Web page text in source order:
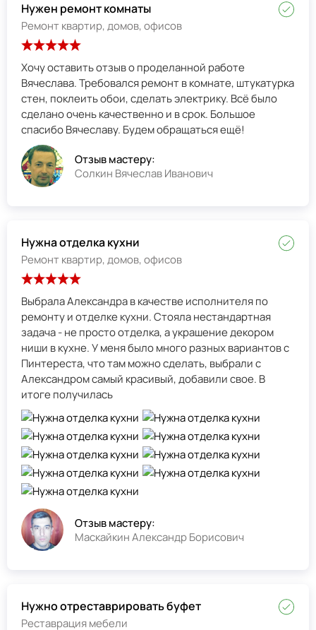
Нужен ремонт комнаты
Ремонт квартир, домов, офисов
Хочу оставить отзыв о проделанной работе
Вячеслава. Требовался ремонт в комнате, штукатурка
стен, поклеить обои, сделать электрику. Всё было
сделано очень качественно и в срок. Большое
спасибо Вячеславу. Будем обращаться ещё!
Отзыв мастеру:
Солкин Вячеслав Иванович
Нужна отделка кухни
Ремонт квартир, домов, офисов
Выбрала Александра в качестве исполнителя по
ремонту и отделке кухни. Стояла нестандартная
задача - не просто отделка, а украшение декором
ниши в кухне. У меня было много разных вариантов с
Пинтереста, что там можно сделать, выбрали с
Александром самый красивый, добавили свое. В
итоге получилась
Отзыв мастеру:
Маскайкин Александр Борисович
Нужно отреставрировать буфет
Реставрация мебели